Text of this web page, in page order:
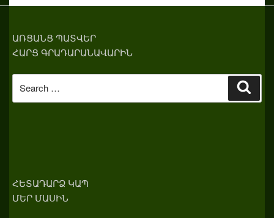
ԱՌՑԱՆՑ ՊԱՏՎԵՐ
ՀԱՐՑ ԳՐԱԴԱՐԱՆԱՎԱՐԻՆ
for:
ՀԵՏԱԴԱՐՁ ԿԱՊ
ՄԵՐ ՄԱՍԻՆ